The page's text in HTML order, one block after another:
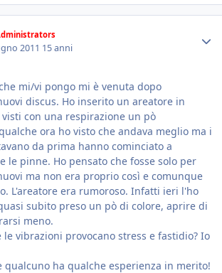
2011 15 anni
mi/vi pongo mi è venuta dopo
discus. Ho inserito un areatore in
con una respirazione un pò
ora ho visto che andava meglio ma i
da prima hanno cominciato a
le pinne. Ho pensato che fosse solo per
ma non era proprio così e comunque
L'areatore era rumoroso. Infatti ieri l'ho
subito preso un pò di colore, aprire di
meno.
vibrazioni provocano stress e fastidio? Io
qualcuno ha qualche esperienza in merito!